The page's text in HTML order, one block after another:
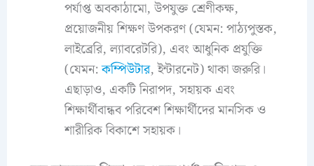
পর্যাপ্ত অবকাঠামো, উপযুক্ত শ্রেণীকক্ষ,
প্রয়োজনীয় শিক্ষণ উপকরণ (যেমন: পাঠ্যপুস্তক,
লাইব্রেরি, ল্যাবরেটরি), এবং আধুনিক প্রযুক্তি
(যেমন:কম্পিউটার, ইন্টারনেট) থাকা জরুরি।
এছাড়াও, একটি নিরাপদ, সহায়ক এবং
শিক্ষার্থীবান্ধব পরিবেশ শিক্ষার্থীদের মানসিক ও
শারীরিক বিকাশে সহায়ক।